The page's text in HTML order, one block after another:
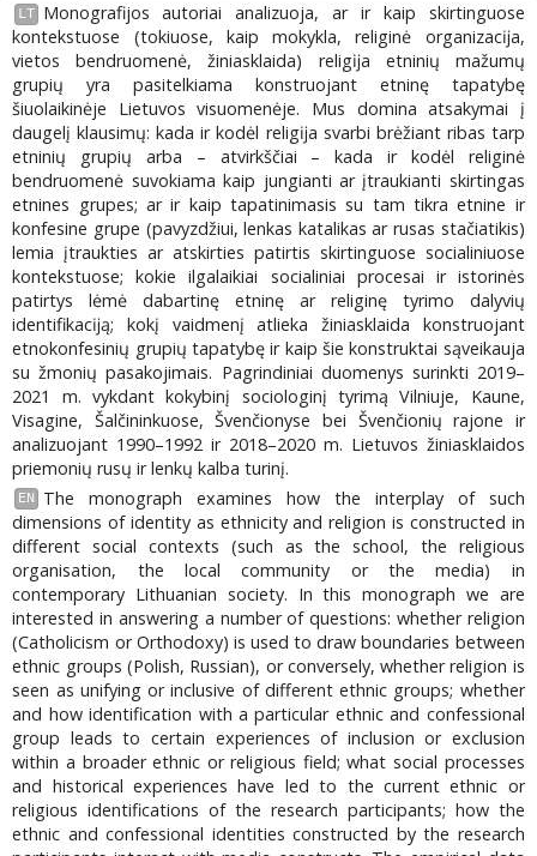
LT
Monografijos autoriai analizuoja, ar ir kaip skirtinguose
kontekstuose (tokiuose, kaip mokykla, religinė organizacĳa,
vietos bendruomenė, žiniasklaida) religĳa etninių mažumų
grupių yra pasitelkiama konstruojant etninę tapatybę
šiuolaikinėje Lietuvos visuomenėje. Mus domina atsakymai į
daugelį klausimų: kada ir kodėl religĳa svarbi brėžiant ribas tarp
etninių grupių arba – atvirkščiai – kada ir kodėl religinė
bendruomenė suvokiama kaip jungianti ar įtraukianti skirtingas
etnines grupes; ar ir kaip tapatinimasis su tam tikra etnine ir
konfesine grupe (pavyzdžiui, lenkas katalikas ar rusas stačiatikis)
lemia įtraukties ar atskirties patirtis skirtinguose socialiniuose
kontekstuose; kokie ilgalaikiai socialiniai procesai ir istorinės
patirtys lėmė dabartinę etninę ar religinę tyrimo dalyvių
identifikacĳą; kokį vaidmenį atlieka žiniasklaida konstruojant
etnokonfesinių grupių tapatybę ir kaip šie konstruktai sąveikauja
su žmonių pasakojimais. Pagrindiniai duomenys surinkti 2019–
2021 m. vykdant kokybinį sociologinį tyrimą Vilniuje, Kaune,
Visagine, Šalčininkuose, Švenčionyse bei Švenčionių rajone ir
analizuojant 1990–1992 ir 2018–2020 m. Lietuvos žiniasklaidos
priemonių rusų ir lenkų kalba turinį.
EN
The monograph examines how the interplay of such
dimensions of identity as ethnicity and religion is constructed in
different social contexts (such as the school, the religious
organisation, the local community or the media) in
contemporary Lithuanian society. In this monograph we are
interested in answering a number of questions: whether religion
(Catholicism or Orthodoxy) is used to draw boundaries between
ethnic groups (Polish, Russian), or conversely, whether religion is
seen as unifying or inclusive of different ethnic groups; whether
and how identification with a particular ethnic and confessional
group leads to certain experiences of inclusion or exclusion
within a broader ethnic or religious field; what social processes
and historical experiences have led to the current ethnic or
religious identifications of the research participants; how the
ethnic and confessional identities constructed by the research